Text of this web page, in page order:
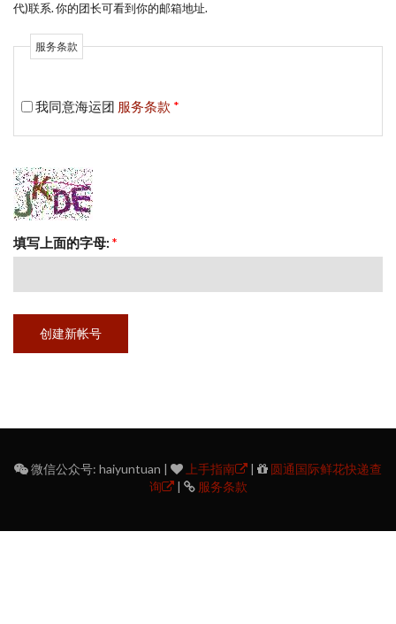
代)联系. 你的团长可看到你的邮箱地址.
服务条款
我同意海运团 服务条款 *
填写上面的字母: *
微信公众号: haiyuntuan | 上手指南 |
圆通国际鲜花快递查
询
| 服务条款